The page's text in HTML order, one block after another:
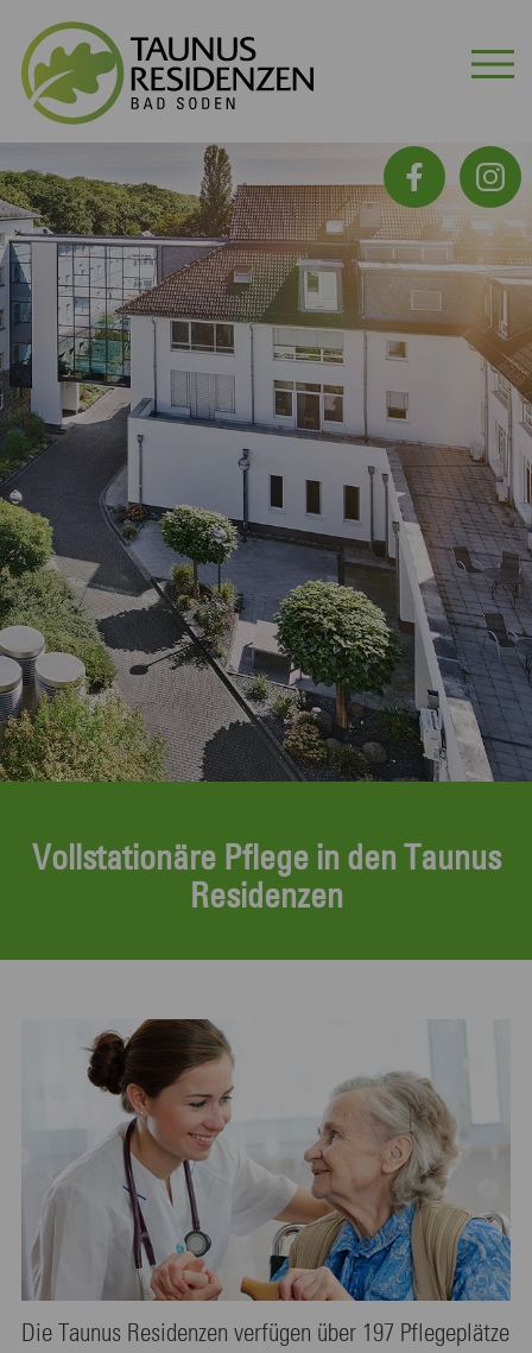
Vollstationäre Pflege in den Taunus
Residenzen
Die Taunus Residenzen verfügen über 197 Pflegeplätze